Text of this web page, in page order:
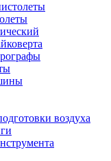
воздуха